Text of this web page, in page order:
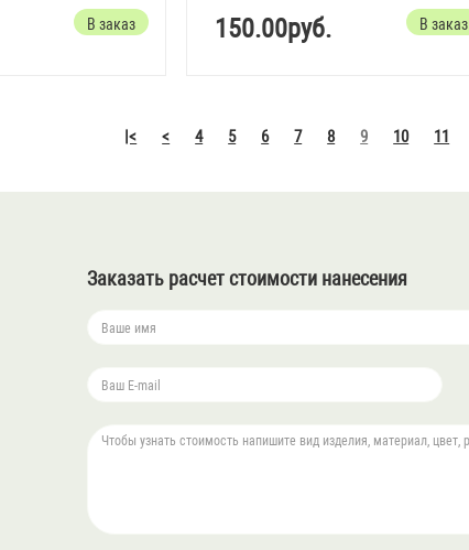
В заказ 150.00руб. В заказ
|< < 4 5 6 7 8 9 10 11
Заказать расчет стоимости нанесения